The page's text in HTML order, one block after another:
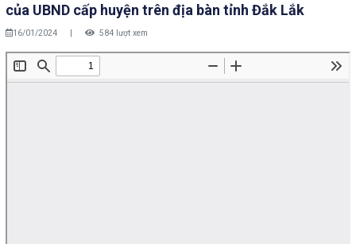
của UBND cấp huyện trên địa bàn tỉnh Đắk Lắk
16/01/2024 584 lượt xem